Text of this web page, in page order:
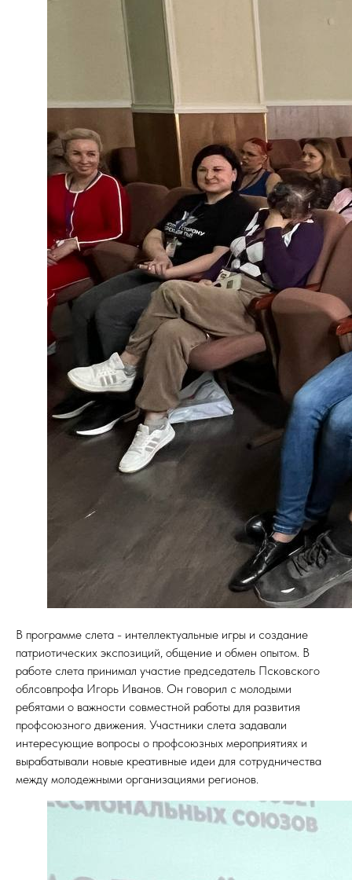
В программе слета - интеллектуальные игры и создание
патриотических экспозиций, общение и обмен опытом. В
работе слета принимал участие председатель Псковского
облсовпрофа Игорь Иванов. Он говорил с молодыми
ребятами о важности совместной работы для развития
профсоюзного движения. Участники слета задавали
интересующие вопросы о профсоюзных мероприятиях и
вырабатывали новые креативные идеи для сотрудничества
между молодежными организациями регионов.